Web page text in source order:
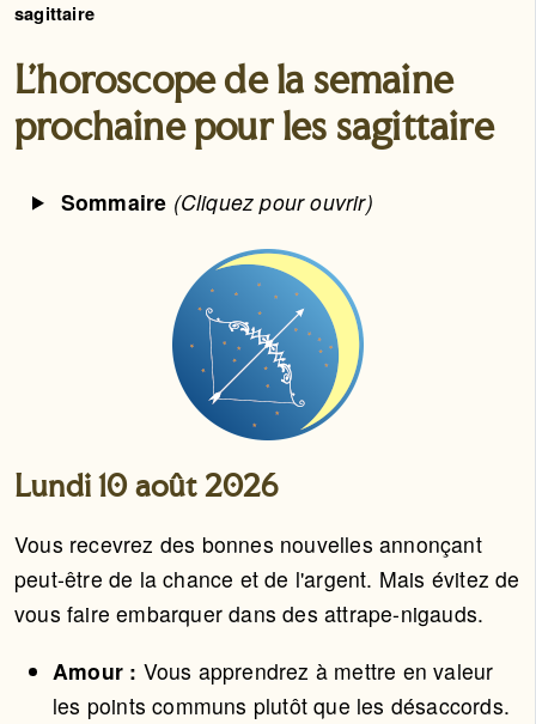
sagittaire
L'horoscope de la semaine
prochaine pour les sagittaire
Sommaire (Cliquez pour ouvrir)
Lundi 10 août 2026
Vous recevrez des bonnes nouvelles annonçant
peut-être de la chance et de l'argent. Mais évitez de
vous faire embarquer dans des attrape-nigauds.
Amour : Vous apprendrez à mettre en valeur
les points communs plutôt que les désaccords.